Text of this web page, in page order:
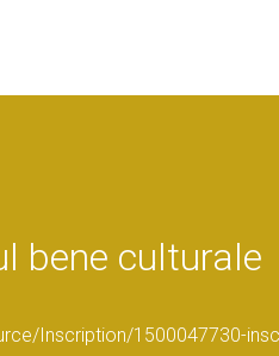
bene culturale
Inscription/1500047730-